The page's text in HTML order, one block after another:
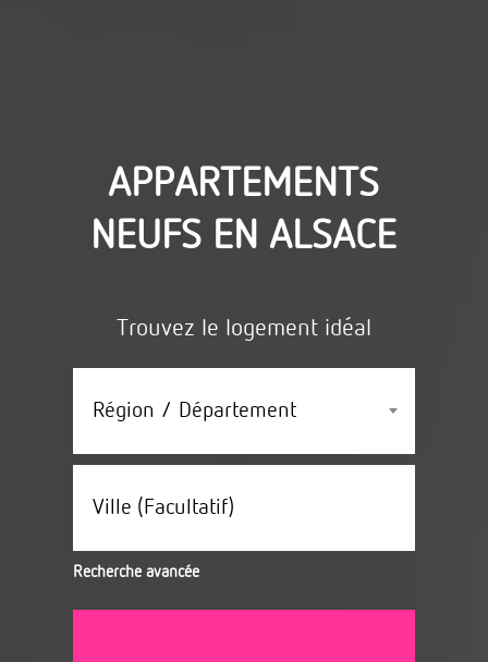
APPARTEMENTS
NEUFS EN ALSACE
Trouvez le logement idéal
Région / Département
Ville (facultatif)
Recherche avancée